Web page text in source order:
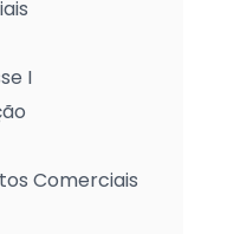
I
Comerciais